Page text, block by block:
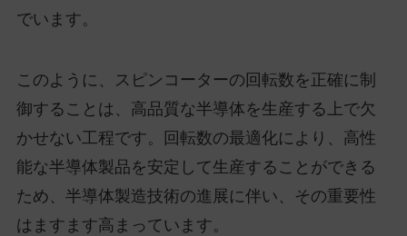
でいます。
このように、スピンコーターの回転数を正確に制
御することは、高品質な半導体を生産する上で欠
かせない工程です。回転数の最適化により、高性
能な半導体製品を安定して生産することができる
ため、半導体製造技術の進展に伴い、その重要性
はますます高まっています。